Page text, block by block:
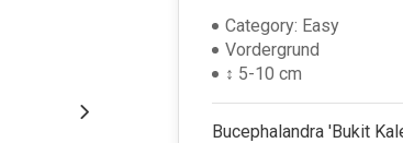
Category: Easy
Vordergrund
↕ 5-10 cm
Bucephalandra 'Bukit